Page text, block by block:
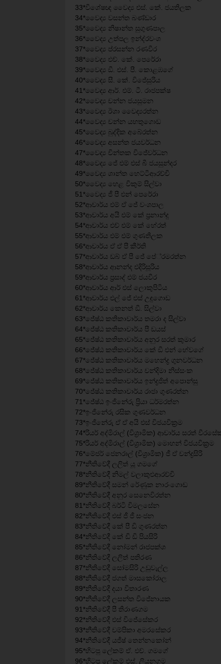
33*විශේෂඥ වෛද්‍ය එස්. කේ. ජයතිලක
34*වෛද්‍ය වසන්ත බණ්ඩාර
35*වෛද්‍ය නිෂාන්ත සුගුණපාල
36*වෛද්‍ය උත්පල ඉන්ද්රවංශ
37*වෛද්‍ය ප්රසන්න රණවීර
38*වෛද්‍ය එච්. කේ. පෙරේරා
39*වෛද්‍ය ඞී. එස්. පී. කොළඹගේ
40*වෛද්‍ය සී. කේ. විජේසුරිය
41*වෛද්‍ය ආර්. එම්. ටී. රාජපක්ෂ
42*වෛද්‍ය චන්න ජයසුමන
43*වෛද්‍ය ඊශා වෛද්‍යරත්න
44*වෛද්‍ය චන්න යහතුගොඩ
45*වෛද්‍ය බුද්දික අබේරත්න
46*වෛද්‍ය අසන්ත ජයවර්ධන
47*වෛද්‍ය චින්තක විජේවර්ධන
48*වෛද්‍ය ජේ එම් එස් බී ජයසුන්දර
49*වෛද්‍ය ශාන්ත හෙට්ටිආරච්චි
50*වෛද්‍ය හෙළ විකුම් සිල්වා
51*වෛද්‍ය ජී පී එන් පෙරේරා
52*ආචාර්ය එම් ඒ ජේ වංශපාල
53*ආචාර්ය අයි එම් කේ ප‍්‍රනාන්දු
54*ආචාර්ය එච් එම් කේ හේරත්
55*ආචාර්ය එම් එම් ගුණතිලක
56*ආචාර්ය ඒ ඒ පී කීර්ති
57*ආචාර්ය ඩබ් ඒ පී ජේ පේ‍්‍රමරත්න
58*ආචාර්ය ආනන්ද එදිරිසූරිය
59*ආචාර්ය ප‍්‍රසාද් එම් ජයවීර
60*ආචාර්ය ආර් එස් ලොකුපිටිය
61*ආචාර්ය එල් ජේ එස් උඳුගොඩ
62*ආචාර්ය කෙනත් ඞී. සිල්වා
63*ජේෂ්ඨ කතිකාචාර්ය තමරා ද සිල්වා
64*ජේෂ්ඨ කතිකාචාර්ය පී ඩයස්
65*ජේෂ්ඨ කතිකාචාර්ය අනුර සරත් කුමාර
66*ජේෂ්ඨ කතිකාචාර්ය කේ ඞී එන් හේවගේ
67*ජේෂ්ඨ කතිකාචාර්ය මහෙන්ද්‍ර ගුනවර්ධන
68*ජේෂ්ඨ කතිකාචාර්ය චන්දිමා නිස්සංක
69*ජේෂ්ඨ කතිකාචාර්ය ඉන්ද්‍රජිත් අපොන්සු
70*ජේෂ්ඨ කතිකාචාර්ය රාජා ගුණරත්න
71*ජේෂ්ඨ ඉංජිනේරු ප්‍රියා ධර්මරත්න
72*ඉංජිනේරු රසික ගුණවර්ධන
73*ඉංජිනේරු ඒ ඒ අයි එස් විජයවික්‍රම
74*රියර් අද්මිරාල් (විශ්‍රාමික) ආචාර්ය සරත්
75*රියර් අද්මිරාල් (විශ්‍රාමික) මොහන් විජයවික්‍රම
76*මේජර් ජෙනරාල් (විශ්‍රාමික) ජී ඒ චන්ද්‍රසිරි
77*නීතිවේදී ලලිත් යූ ගමගේ
78*නීතිවේදී නිමල් වලාකුළුආරච්චි
89*නීතිවේදී සමන් රේණුක නාරංගොඩ
80*නීතිවේදී අනුර සෙනෙවිරත්න
81*නීතිවේදී බර්ටි විමලසේන
82*නීතිවේදී එස් ජී ජී සංජන
83*නීතිවේදී කේ පී ඩි ගුණරත්න
84*නීතිවේදී කේ ඩි ඩි පියසිරි
85*නීතිවේදී නෝමන් රාජපක්ශ
86*නීතිවේදී ලලිත් පතිරණ
87*නීතිවේදී සෝමසිරි උඩුවැල්ල
88*නීතිවේදී ජගත් මාසකෝරාල
89*නීතිවේදී දයා විතාරණ
90*නීතිවේදී ලසන්ත විජේනායක
91*නීතිවේදී පී තිරාණගම
92*නීතිවේදී එස් විජේසේකර
93*නීතිවේදී චම්පිකා අමරසේකර
94*නීතිවේදී යජීෂ් තෙන්නකෝන්
95*හිටපු ලේකම් ඒ. එච්. ගමගේ
96*හිටපු ලේකම් එස්. ලියනගම